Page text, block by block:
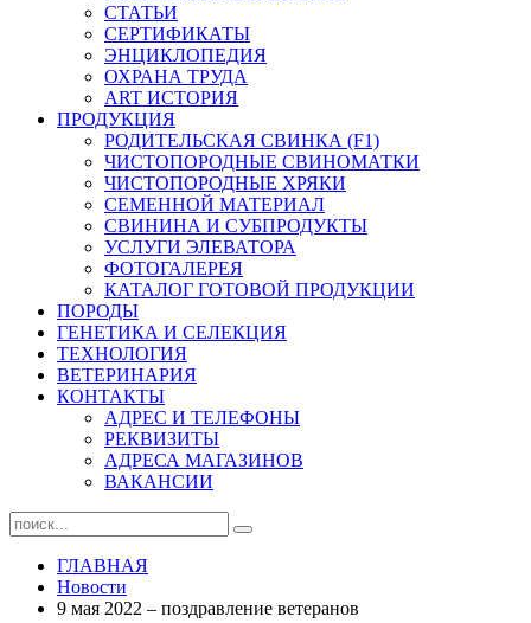
СТАТЬИ
СЕРТИФИКАТЫ
ЭНЦИКЛОПЕДИЯ
ОХРАНА ТРУДА
ART ИСТОРИЯ
ПРОДУКЦИЯ
РОДИТЕЛЬСКАЯ СВИНКА (F1)
ЧИСТОПОРОДНЫЕ СВИНОМАТКИ
ЧИСТОПОРОДНЫЕ ХРЯКИ
СЕМЕННОЙ МАТЕРИАЛ
СВИНИНА И СУБПРОДУКТЫ
УСЛУГИ ЭЛЕВАТОРА
ФОТОГАЛЕРЕЯ
КАТАЛОГ ГОТОВОЙ ПРОДУКЦИИ
ПОРОДЫ
ГЕНЕТИКА И СЕЛЕКЦИЯ
ТЕХНОЛОГИЯ
ВЕТЕРИНАРИЯ
КОНТАКТЫ
АДРЕС И ТЕЛЕФОНЫ
РЕКВИЗИТЫ
АДРЕСА МАГАЗИНОВ
ВАКАНСИИ
ГЛАВНАЯ
Новости
9 мая 2022 – поздравление ветеранов